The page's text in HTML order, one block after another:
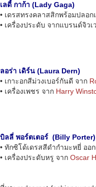
เลดี้ กาก้า (Lady Gaga)
• เดรสทรงคลาสสิกพร้อมปลอ
• เครื่องประดับ จากแบรนด์จิวเ
ลอร่า เดิร์น (Laura Dern)
• เกาะอกสีม่วงเบอร์กันดี จาก
• เครื่องเพชร จาก Harry
บิลลี่ พอร์ตเตอร์ (Billy Porter)
• ทักซิโด้เดรสสีดำกำมะหยี่ ออ
• เครื่องประดับหรู จาก Oscar